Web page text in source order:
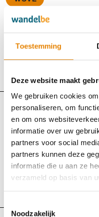
Toestemming
Deze website maakt
We gebruiken cookies
personaliseren, om
en om ons
informatie over uw
partners voor social
partners kunnen deze
informatie die u aan ze
verzameld op basis van
Noodzakelijk
Vijvertocht
Donderdag 6
Kuringen (Hasselt),
Bekijk uitslagBekijk
Veld- en
Woensdag 5
Bouwel
Bekijk uitslagBekijk